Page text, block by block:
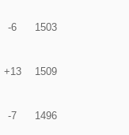
-6 1503
+13 1509
-7 1496